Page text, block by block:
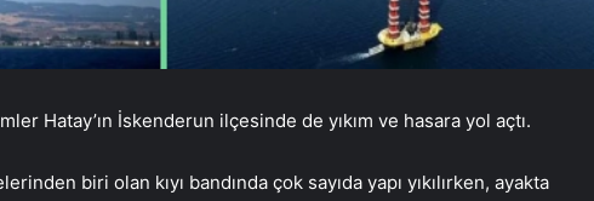
Hatay’ın İskenderun ilçesinde de yıkım ve hasara yol açtı.
biri olan kıyı bandında çok sayıda yapı yıkılırken, ayakta